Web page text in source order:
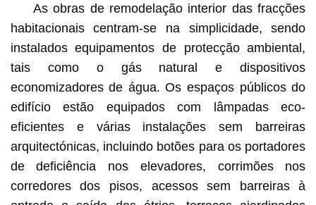
As obras de remodelação interior das fracções
habitacionais centram-se na simplicidade, sendo
instalados equipamentos de protecção ambiental,
tais como o gás natural e dispositivos
economizadores de água. Os espaços públicos do
edifício estão equipados com lâmpadas eco-
eficientes e várias instalações sem barreiras
arquitectónicas, incluindo botões para os portadores
de deficiência nos elevadores, corrimões nos
corredores dos pisos, acessos sem barreiras à